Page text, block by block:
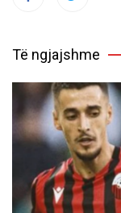
Të ngjajshme